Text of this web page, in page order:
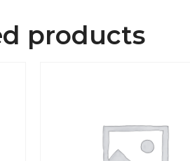
products